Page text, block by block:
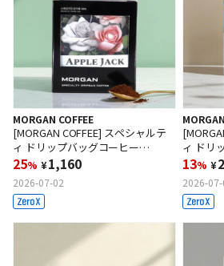
MORGAN COFFEE
[MORGAN COFFEE] スペシャルテ
ィ ドリップバッグコーヒー
（Apple Jack）10g x 7袋/箱
25% ¥1,160
2026-07-02
ィ ドリ
（Decaf
13% ¥
2026-